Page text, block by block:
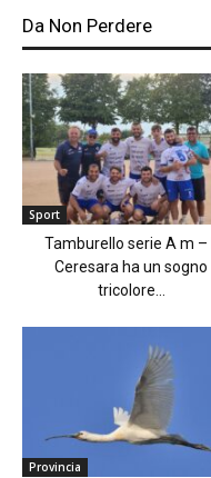
Da Non Perdere
Sport
Tamburello serie A m – Il
Ceresara ha un sogno
tricolore...
Provincia